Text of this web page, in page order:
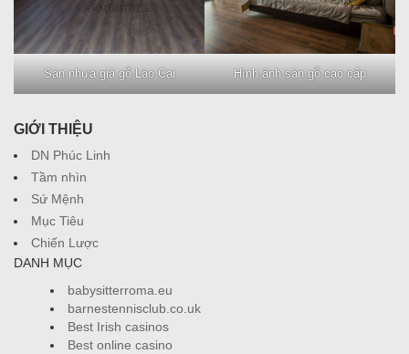
Sàn nhựa giả gỗ Lào Cai Hình ảnh sàn gỗ cao cấp
GIỚI THIỆU
DN Phúc Linh
Tầm nhìn
Sứ Mệnh
Mục Tiêu
Chiến Lược
DANH MỤC
babysitterroma.eu
barnestennisclub.co.uk
Best Irish casinos
Best online casino